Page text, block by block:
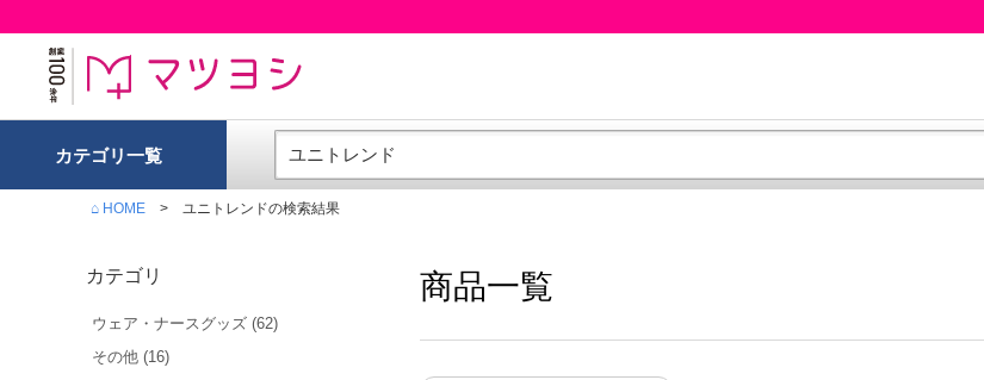
カテゴリ一覧
⌂ HOME ユニトレンドの検索結果
商品一覧
カテゴリ
ウェア・ナースグッズ (62)
その他 (16)